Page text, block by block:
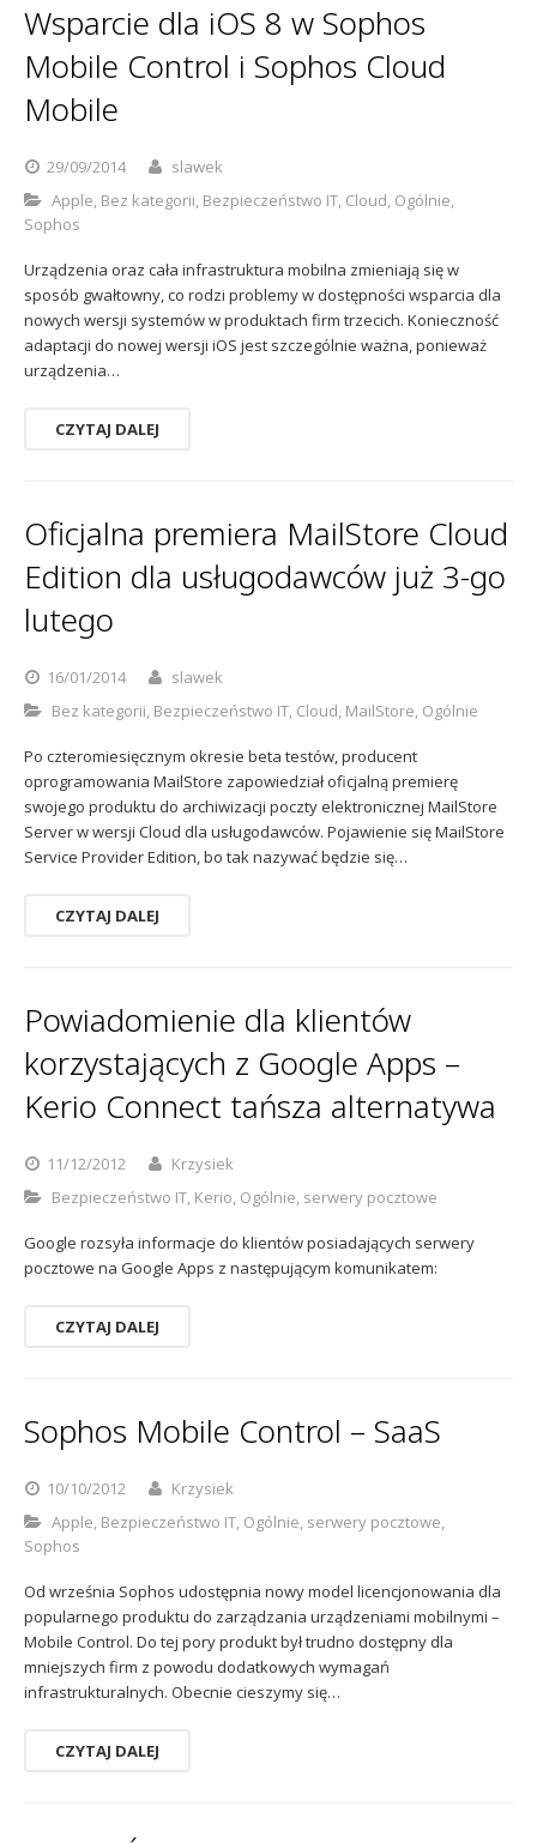
Wsparcie dla iOS 8 w Sophos
Mobile Control i Sophos Cloud
Mobile
29/09/2014
slawek
Apple, Bez kategorii, Bezpieczeństwo IT, Cloud, Ogólnie,
Sophos
Urządzenia oraz cała infrastruktura mobilna zmieniają się w
sposób gwałtowny, co rodzi problemy w dostępności wsparcia dla
nowych wersji systemów w produktach firm trzecich. Konieczność
adaptacji do nowej wersji iOS jest szczególnie ważna, ponieważ
urządzenia…
CZYTAJ DALEJ
Oficjalna premiera MailStore Cloud
Edition dla usługodawców już 3-go
lutego
16/01/2014
slawek
Bez kategorii, Bezpieczeństwo IT, Cloud, MailStore, Ogólnie
Po czteromiesięcznym okresie beta testów, producent
oprogramowania MailStore zapowiedział oficjalną premierę
swojego produktu do archiwizacji poczty elektronicznej MailStore
Server w wersji Cloud dla usługodawców. Pojawienie się MailStore
Service Provider Edition, bo tak nazywać będzie się…
CZYTAJ DALEJ
Powiadomienie dla klientów
korzystających z Google Apps –
Kerio Connect tańsza alternatywa
11/12/2012
Krzysiek
Bezpieczeństwo IT, Kerio, Ogólnie, serwery pocztowe
Google rozsyła informacje do klientów posiadających serwery
pocztowe na Google Apps z następującym komunikatem:
CZYTAJ DALEJ
Sophos Mobile Control – SaaS
10/10/2012
Krzysiek
Apple, Bezpieczeństwo IT, Ogólnie, serwery pocztowe,
Sophos
Od września Sophos udostępnia nowy model licencjonowania dla
popularnego produktu do zarządzania urządzeniami mobilnymi –
Mobile Control. Do tej pory produkt był trudno dostępny dla
mniejszych firm z powodu dodatkowych wymagań
infrastrukturalnych. Obecnie cieszymy się…
CZYTAJ DALEJ